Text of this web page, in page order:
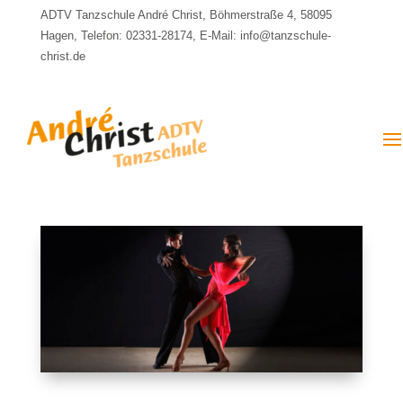
ADTV Tanzschule André Christ, Böhmerstraße 4, 58095
Hagen, Telefon: 02331-28174, E-Mail: info@tanzschule-
christ.de